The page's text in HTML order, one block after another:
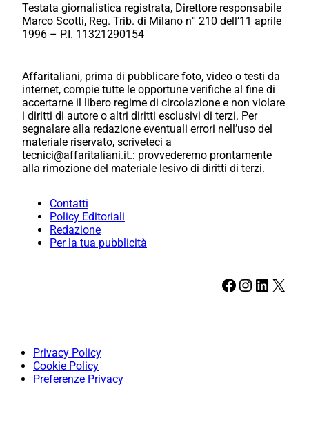
Testata giornalistica registrata, Direttore responsabile
Marco Scotti, Reg. Trib. di Milano n° 210 dell’11 aprile
1996 – P.I. 11321290154
Affaritaliani, prima di pubblicare foto, video o testi da
internet, compie tutte le opportune verifiche al fine di
accertarne il libero regime di circolazione e non violare
i diritti di autore o altri diritti esclusivi di terzi. Per
segnalare alla redazione eventuali errori nell’uso del
materiale riservato, scriveteci a
tecnici@affaritaliani.it.: provvederemo prontamente
alla rimozione del materiale lesivo di diritti di terzi.
Contatti
Policy Editoriali
Redazione
Per la tua pubblicità
Facebook Instagram LinkedIn X
Privacy Policy
Cookie Policy
Preferenze Privacy